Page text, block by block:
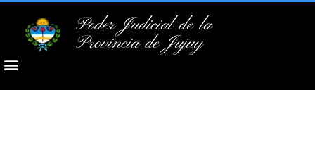
Poder Judicial de la
Provincia de Jujuy